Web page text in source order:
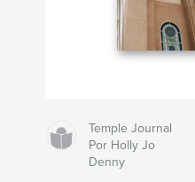
Temple Journal
Por Holly Jo
Denny